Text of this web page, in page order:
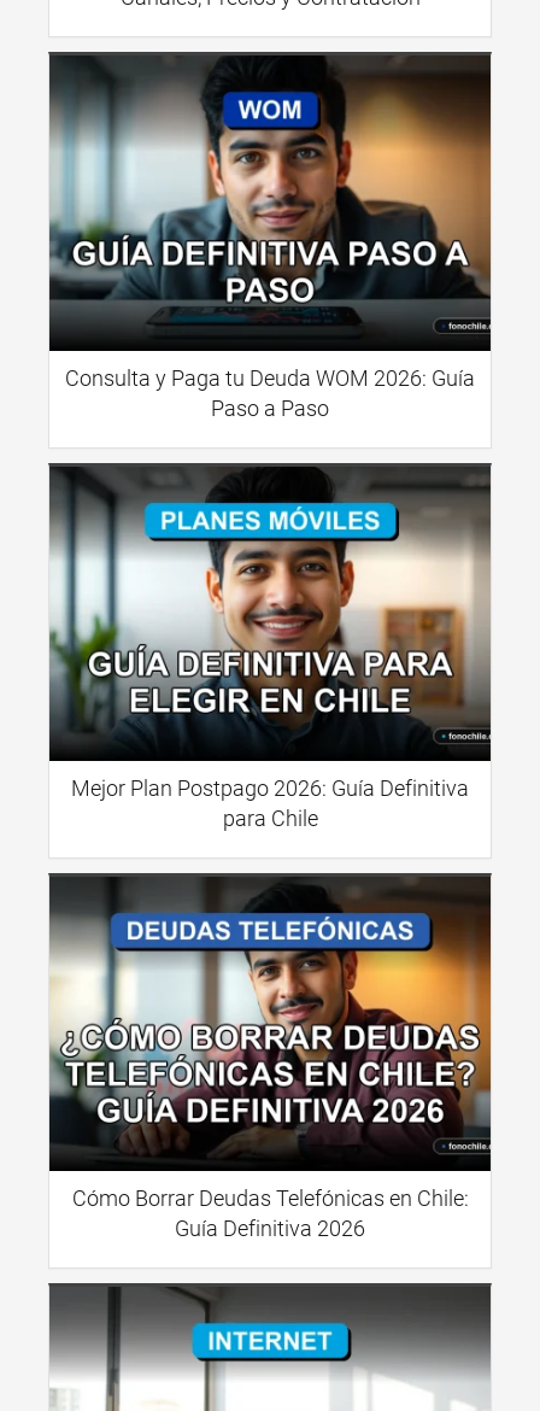
Consulta y Paga tu Deuda WOM 2026: Guía
Paso a Paso
Mejor Plan Postpago 2026: Guía Definitiva
para Chile
Cómo Borrar Deudas Telefónicas en Chile:
Guía Definitiva 2026